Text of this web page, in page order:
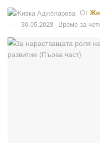
От
30.05.2023 Време за